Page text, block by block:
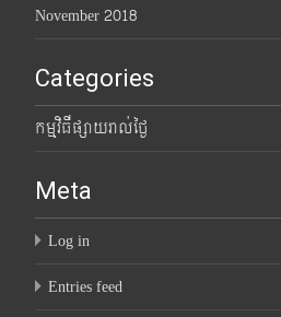
November 2018
Categories
កម្មវិធីផ្សាយរាល់ថ្ងៃ
Meta
Log in
Entries feed